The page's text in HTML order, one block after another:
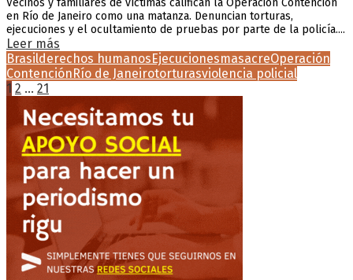
Vecinos y familiares de víctimas califican la Operación Contención
en Río de Janeiro como una matanza. Denuncian torturas,
ejecuciones y el ocultamiento de pruebas por parte de la policía....
Leer más
Brasilderechos humanos EjecucionesmasacreOperación
Contención Río de Janeirotorturasviolencia policial
Paginación
de
entradas
1 2 … 21